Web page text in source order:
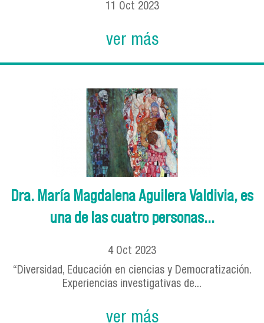
11 Oct 2023
ver más
Dra. María Magdalena Aguilera Valdivia, es
una de las cuatro personas...
4 Oct 2023
“Diversidad, Educación en ciencias y Democratización.
Experiencias investigativas de...
ver más